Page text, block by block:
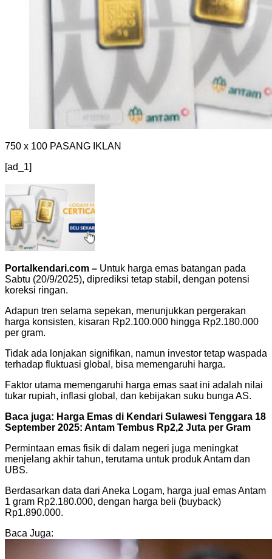
750 x 100 PASANG IKLAN
[ad_1]
Portalkendari.com – Untuk harga emas batangan pada
Sabtu (20/9/2025), diprediksi tetap stabil, dengan potensi
koreksi ringan.
Adapun tren selama sepekan, menunjukkan pergerakan
harga konsisten, kisaran Rp2.100.000 hingga Rp2.180.000
per gram.
Tidak ada lonjakan signifikan, namun investor tetap waspada
terhadap fluktuasi global, bisa memengaruhi harga.
Faktor utama memengaruhi harga emas saat ini adalah nilai
tukar rupiah, inflasi global, dan kebijakan suku bunga AS.
Baca juga: Harga Emas di Kendari Sulawesi Tenggara 18
September 2025: Antam Tembus Rp2,2 Juta per Gram
Permintaan emas fisik di dalam negeri juga meningkat
menjelang akhir tahun, terutama untuk produk Antam dan
UBS.
Berdasarkan data dari Aneka Logam, harga jual emas Antam
1 gram Rp2.180.000, dengan harga beli (buyback)
Rp1.890.000.
Baca Juga: